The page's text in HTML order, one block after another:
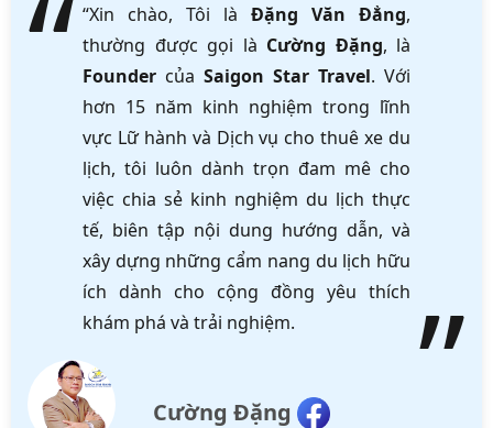
“Xin chào, Tôi là Đặng Văn Đẳng,
thường được gọi là Cường Đặng, là
Founder của Saigon Star Travel. Với
hơn 15 năm kinh nghiệm trong lĩnh
vực Lữ hành và Dịch vụ cho thuê xe du
lịch, tôi luôn dành trọn đam mê cho
việc chia sẻ kinh nghiệm du lịch thực
tế, biên tập nội dung hướng dẫn, và
xây dựng những cẩm nang du lịch hữu
ích dành cho cộng đồng yêu thích
khám phá và trải nghiệm.
Cường Đặng